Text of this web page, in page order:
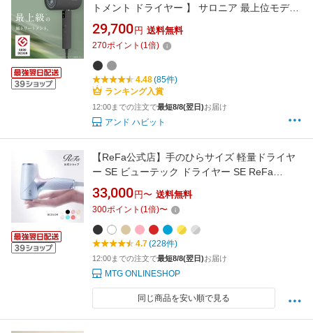
トメント ドライヤー 】 サロニア 最上位モデル
◆30日間全額返金保証＆1年保証◆ 送料無料 1
年保証 ヘアドライヤー 大風量 rec dry25
29,700 円 送料無料
270ポイント (1倍)
4.48(85件)
ランキング入賞
12:00までの注文で最短8/8(翌日)お届け
アンド ハビット
【ReFa公式店】手のひらサイズ 軽量ドライヤ
ー SE ビューテック ドライヤー SE ReFa
BEAUTECH DRYER SE ReFa リファ コンパク
ト 小型 速乾 サロン級 ツヤ まとまり 軽い 小さ
い パワフル 大風量 旅行 持ち運び 出張 贈り物
ギフト プレゼント 夏のヘアケア 梅雨 ジム
MTG
33,000 円〜 送料無料
300ポイント (1倍)〜
4.7(228件)
12:00までの注文で最短8/8(翌日)お届け
MTG ONLINESHOP
同じ商品を安い順で見る